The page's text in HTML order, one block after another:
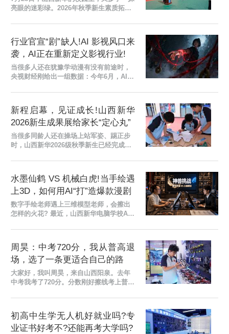
亮眼的迷彩绿。2026年秋季新生素质拓展
体新生身着整齐的迷彩服，精神抖擞、列
队而立，以饱满...
行业官宣“剧”缺人!AI 影视风口来
袭，AI正在重新定义影视行业!
当很多人还在犹豫学动漫有没有前途时，
央视财经刚给出一组数据：今年6月，AI剪
关岗位月薪普遍在8000元至20000元。行
业正在发生一场史...
新程启幕，见证成长!山西新华
2026新生成果展给家长“定心丸”
当很多同龄人还在操场上站军姿、踢正步
时，山西新华2026级秋季新生已经完成了
华 2026 年秋季新生阶段学习成果展暨校
园开放日活动 盛...
水墨仙鹤 VS 机械白虎!当手绘遇
上3D，如何用AI“打”造爆款漫剧
数字手绘老师遇上三维模型老师，会擦出
怎样的火花? 最近，山西新华电脑学校AI
自用AI+专业技能，创作了一支水墨仙鹤
VS机械白虎的AI漫...
周昊：中考720分，我从普高退
场，选了一条更适合自己的路
大家好，我叫周昊，来自山西阳泉。去年
中考我考了720分。分数刚好擦线考上普通
普高之后，我才发现普高的学习压力特别
大，身边每一个...
初高中生学无人机好就业吗?专
业证书好考不?还能再考大学吗?